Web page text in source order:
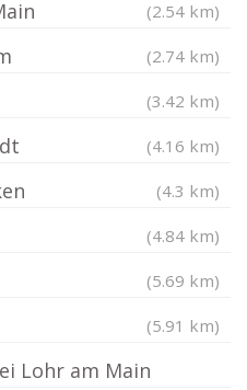
(2.54 km)
(2.74 km)
(3.42 km)
(4.16 km)
(4.3 km)
(4.84 km)
(5.69 km)
(5.91 km)
Lohr am Main